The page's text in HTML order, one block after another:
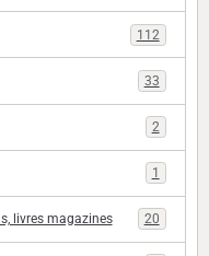
112
33
2
1
livres magazines 20